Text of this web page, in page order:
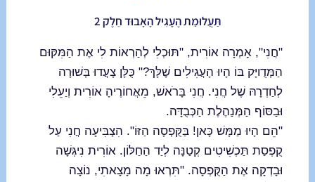
תַּעֲלוּמַת הֶעָגִיל הָאָבוּד חֵלֶק 2
"חֲנִי", אָמְרָה אוֹרִית, "תּוּכְלִי לְהַרְאוֹת לִי אֶת הַמִּקּוּם
הַמְּדֻויָּק בּוֹ הָיוּ הָעֲגִילִים שֶׁלָּךְ?" כֻּלָּן צָעֲדוּ בְּשׁוּרָה
לְחַדְרָהּ שֶׁל חֲנִי. חֲנִי בָּרֹאשׁ, מֵאֲחוֹרֶיהָ אוֹרִית וְיַעֵלִי
וּבַסּוֹף הַמְּנַהֶלֶת הַכְּבֻדָּה.
"הֵם הָיוּ מַמָּשׁ כָּאן! בַּקֻּפְסָה הַזּוֹ". הִצְבִּיעָה חֲנִי עַל
קֻפְסַת תַּכְשִׁיטִים קְטַנָּה לְיַד הַחַלּוֹן. אוֹרִית נִיגְּשָׁה
וּבָדְקָה אֶת הַקֻּפְסָה. "תִּרְאוּ מָה מָצָאתִי, נוֹצָה